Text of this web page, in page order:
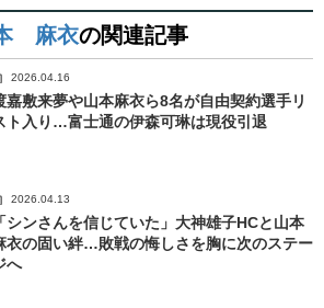
麻衣の関連記事
2026.04.16
嘉敷来夢や山本麻衣ら8名が自由契約選手リ
ト入り…富士通の伊森可琳は現役引退
2026.04.13
「シンさんを信じていた」大神雄子HCと山本
衣の固い絆…敗戦の悔しさを胸に次のステー
へ